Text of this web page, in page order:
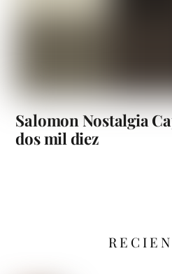
Salomon Nostalgia
dos mil diez